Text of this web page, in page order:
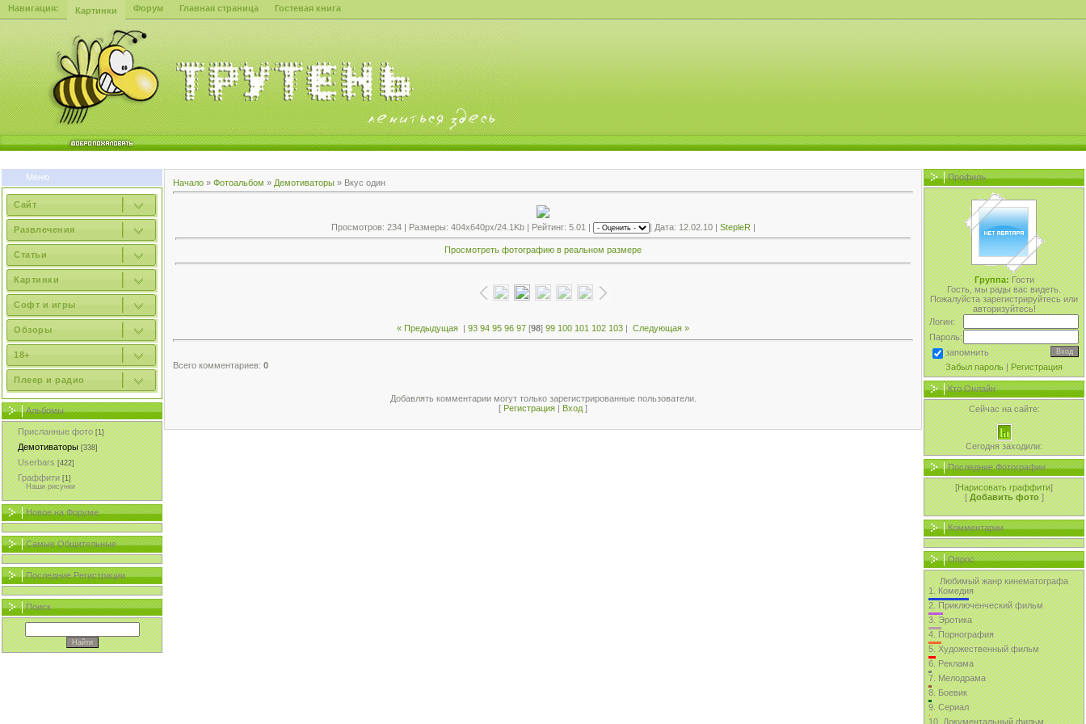
Навигация: Картинки Форум Главная страница Гостевая книга
Меню
Сайт
Развлечения
Статьи
Картинки
Софт и игры
Обзоры
18+
Плеер и радио
Альбомы
Присланные фото [1]
Демотиваторы [338]
Userbars [422]
Граффити [1]
Наши рисунки
Новое на Форуме
Самые Общительные
Последние Регистрации
Поиск
Начало » Фотоальбом » Демотиваторы » Вкус один
Просмотров: 234 | Размеры: 404x640px/24.1Kb | Рейтинг: 5.01 | | Дата: 12.02.10 | StepleR |
Просмотреть фотографию в реальном размере
« Предыдущая | 93 94 95 96 97 [98] 99 100 101 102 103 | Следующая »
Всего комментариев: 0
Добавлять комментарии могут только зарегистрированные пользователи.
[ Регистрация Вход ]
Профиль
Группа:Гости
Гость, мы рады вас видеть.
Пожалуйста зарегистрируйтесь или
авторизуйтесь!
Логин:
Пароль:
запомнить
Забыл пароль|Регистрация
Кто Онлайн
Сейчас на сайте:
Сегодня заходили:
Последние Фотографии
[Нарисовать граффити]
[Добавить фото ]
Комментарии
Опрос
Любимый жанр кинематографа
1.Комедия
2.Приключенческий фильм
3.Эротика
4.Порнография
5.Художественный фильм
6.Реклама
7.Мелодрама
8.Боевик
9.Сериал
10.Документальный фильм